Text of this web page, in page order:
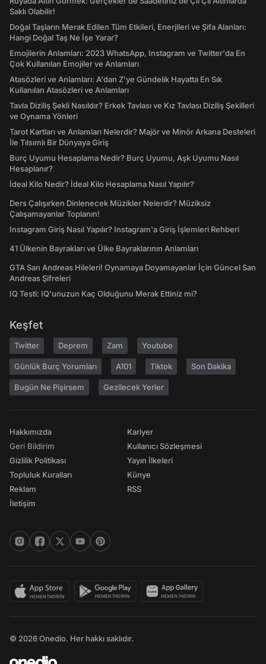
Saklı Olabilir!
Doğal Taşların Merak Edilen Tüm Etkileri, Enerjileri ve Şifa Alanları:
Hangi Doğal Taş Ne İşe Yarar?
Emojilerin Anlamları: 2023 WhatsApp, Instagram ve Twitter'da En
Çok Kullanılan Emojiler ve Anlamları
Atasözleri ve Anlamları: A'dan Z'ye Gündelik Hayatta En Sık
Kullanılan Atasözleri ve Anlamları
Tavla Diziliş Şekli Nasıldır? Erkek Tavlası ve Kız Tavlası Diziliş Şekilleri
ve Oynama Yönleri
Tarot Kartları ve Anlamları Nelerdir? Majör ve Minör Arkana Desteleri
İle Tılsımlı Bir Dünyaya Giriş
Burç Uyumu Hesaplama Nedir? Burç Uyumu, Aşk Uyumu Nasıl
Hesaplanır?
İdeal Kilo Nedir? İdeal Kilo Hesaplama Nasıl Yapılır?
Ders Çalışırken Dinlenecek Müzikler Nelerdir? Müziksiz
Çalışamayanlar Toplanın!
Instagram Giriş Nasıl Yapılır? Instagram'a Giriş İşlemleri Rehberi
41 Ülkenin Bayrakları ve Ülke Bayraklarının Anlamları
GTA San Andreas Hileleri! Oynamaya Doyamayanlar İçin Güncel San
Andreas Şifreleri
IQ Testi: IQ'unuzun Kaç Olduğunu Merak Ettiniz mi?
Keşfet
Twitter Deprem Zam Youtube
Günlük Burç Yorumları A101 Tiktok Son Dakika
Bugün Ne Pişirsem Gezilecek Yerler
Hakkımızda
Geri Bildirim
Gizlilik Politikası
Topluluk Kuralları
Reklam
İletişim
Kariyer
Kullanıcı Sözleşmesi
Yayın İlkeleri
Künye
RSS
© 2026 Onedio. Her hakkı saklıdır.